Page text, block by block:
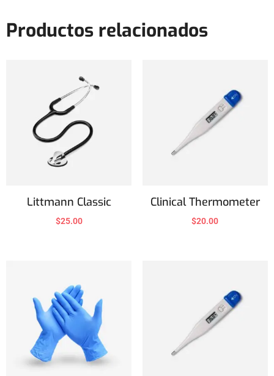
Productos relacionados
Littmann Classic
$25.00
Clinical Thermometer
$20.00